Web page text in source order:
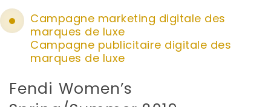
Campagne marketing digitale des
marques de luxe
Campagne publicitaire digitale des
marques de luxe
Fendi Women’s